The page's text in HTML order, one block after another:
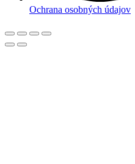
Ochrana osobných údajov